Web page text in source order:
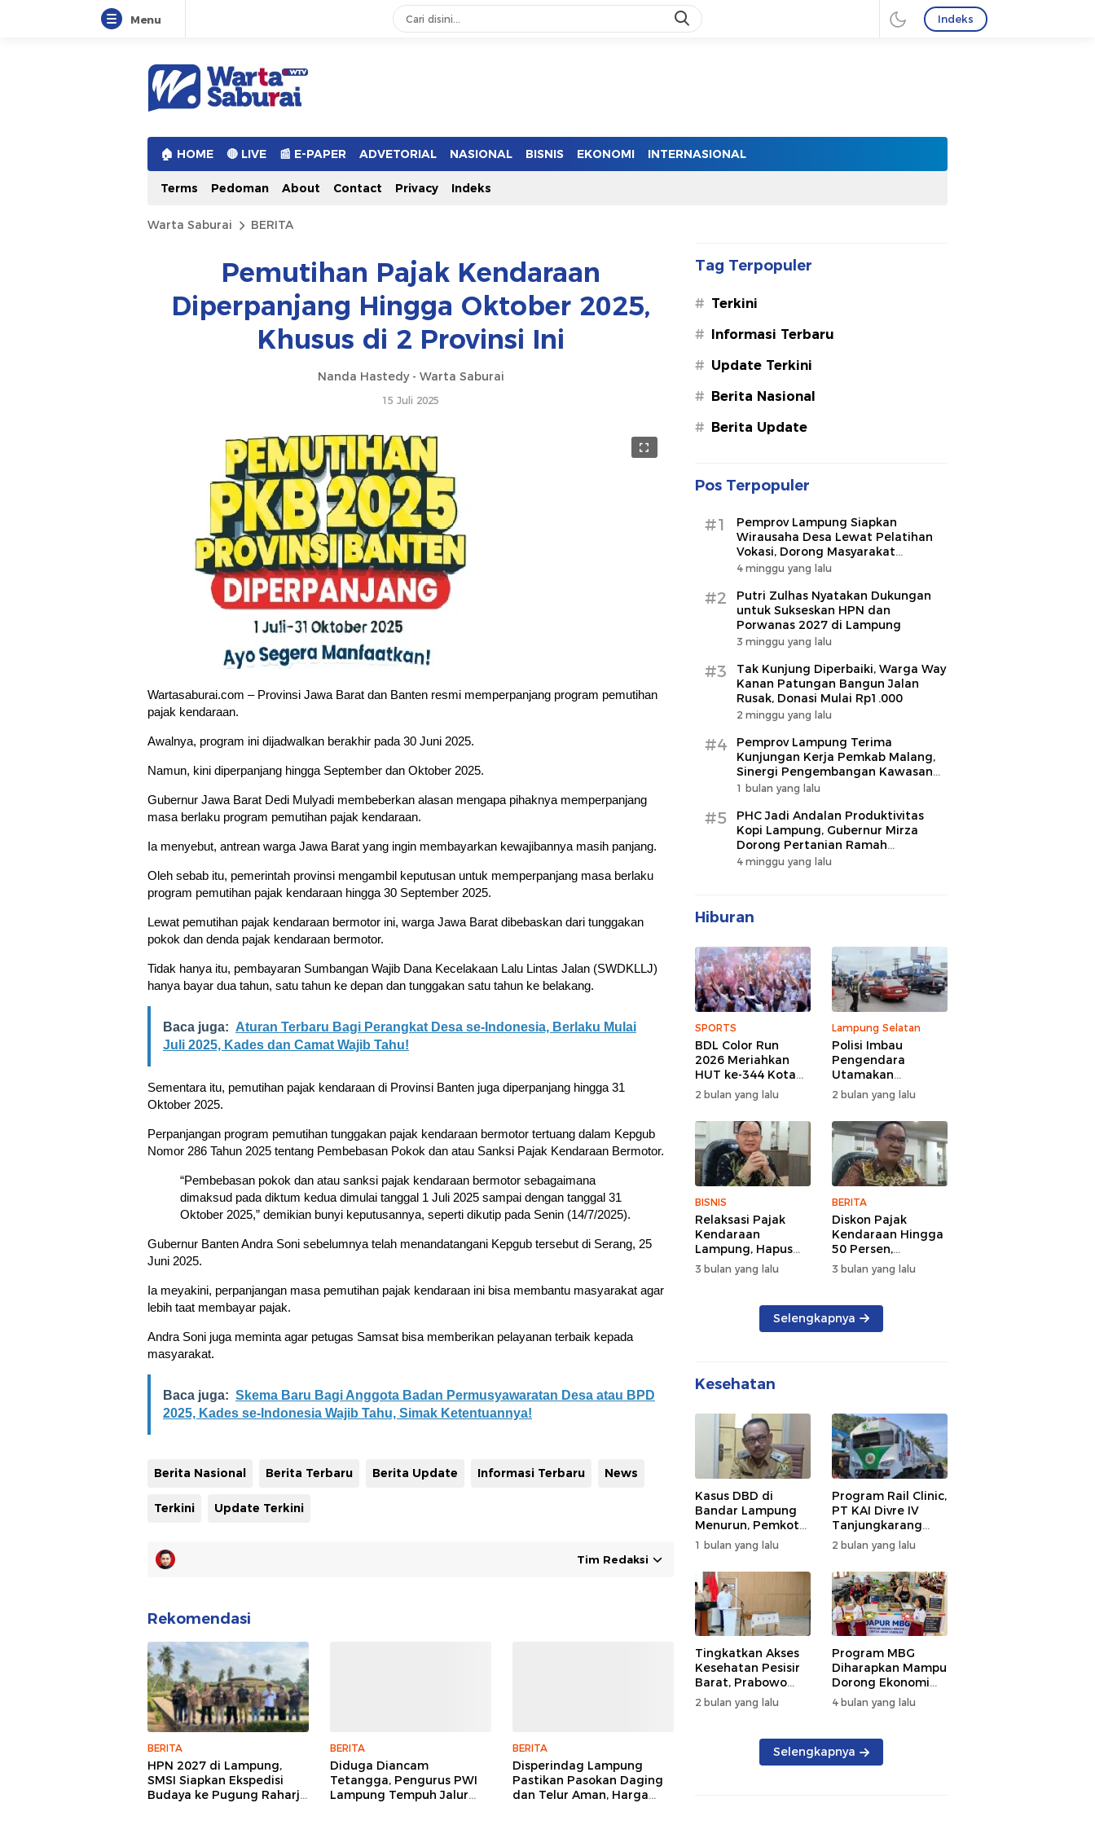
Menu Indeks
Warta Saburai
Sumber Informasi Terkini
🏠︎ HOME 🔴 LIVE 📰 E-PAPER ADVETORIAL NASIONAL BISNIS EKONOMI INTERNASIONAL
Terms Pedoman About Contact Privacy Indeks
Warta Saburai BERITA
Pemutihan Pajak Kendaraan
Diperpanjang Hingga Oktober 2025,
Khusus di 2 Provinsi Ini
Nanda Hastedy - Warta Saburai
15 Juli 2025
Wartasaburai.com – Provinsi Jawa Barat dan Banten resmi memperpanjang program pemutihan
pajak kendaraan.
Awalnya, program ini dijadwalkan berakhir pada 30 Juni 2025.
Namun, kini diperpanjang hingga September dan Oktober 2025.
Gubernur Jawa Barat Dedi Mulyadi membeberkan alasan mengapa pihaknya memperpanjang
masa berlaku program pemutihan pajak kendaraan.
Ia menyebut, antrean warga Jawa Barat yang ingin membayarkan kewajibannya masih panjang.
Oleh sebab itu, pemerintah provinsi mengambil keputusan untuk memperpanjang masa berlaku
program pemutihan pajak kendaraan hingga 30 September 2025.
Lewat pemutihan pajak kendaraan bermotor ini, warga Jawa Barat dibebaskan dari tunggakan
pokok dan denda pajak kendaraan bermotor.
Tidak hanya itu, pembayaran Sumbangan Wajib Dana Kecelakaan Lalu Lintas Jalan (SWDKLLJ)
hanya bayar dua tahun, satu tahun ke depan dan tunggakan satu tahun ke belakang.
Baca juga: Aturan Terbaru Bagi Perangkat Desa se-Indonesia, Berlaku Mulai
Juli 2025, Kades dan Camat Wajib Tahu!
Sementara itu, pemutihan pajak kendaraan di Provinsi Banten juga diperpanjang hingga 31
Oktober 2025.
Perpanjangan program pemutihan tunggakan pajak kendaraan bermotor tertuang dalam Kepgub
Nomor 286 Tahun 2025 tentang Pembebasan Pokok dan atau Sanksi Pajak Kendaraan Bermotor.
“Pembebasan pokok dan atau sanksi pajak kendaraan bermotor sebagaimana
dimaksud pada diktum kedua dimulai tanggal 1 Juli 2025 sampai dengan tanggal 31
Oktober 2025,” demikian bunyi keputusannya, seperti dikutip pada Senin (14/7/2025).
Gubernur Banten Andra Soni sebelumnya telah menandatangani Kepgub tersebut di Serang, 25
Juni 2025.
Ia meyakini, perpanjangan masa pemutihan pajak kendaraan ini bisa membantu masyarakat agar
lebih taat membayar pajak.
Andra Soni juga meminta agar petugas Samsat bisa memberikan pelayanan terbaik kepada
masyarakat.
Baca juga: Skema Baru Bagi Anggota Badan Permusyawaratan Desa atau BPD
2025, Kades se-Indonesia Wajib Tahu, Simak Ketentuannya!
Berita Nasional Berita Terbaru Berita Update Informasi Terbaru News
Terkini Update Terkini
Tim Redaksi
Rekomendasi
BERITA
HPN 2027 di Lampung,
SMSI Siapkan Ekspedisi
Budaya ke Pugung Raharjo
BERITA
Diduga Diancam
Tetangga, Pengurus PWI
Lampung Tempuh Jalur
BERITA
Disperindag Lampung
Pastikan Pasokan Daging
dan Telur Aman, Harga
Tag Terpopuler
# Terkini
# Informasi Terbaru
# Update Terkini
# Berita Nasional
# Berita Update
Pos Terpopuler
#1
Pemprov Lampung Siapkan
Wirausaha Desa Lewat Pelatihan
Vokasi, Dorong Masyarakat
Ciptakan Lapangan Kerja
4 minggu yang lalu
#2
Putri Zulhas Nyatakan Dukungan
untuk Sukseskan HPN dan
Porwanas 2027 di Lampung
3 minggu yang lalu
#3
Tak Kunjung Diperbaiki, Warga Way
Kanan Patungan Bangun Jalan
Rusak, Donasi Mulai Rp1.000
2 minggu yang lalu
#4
Pemprov Lampung Terima
Kunjungan Kerja Pemkab Malang,
Sinergi Pengembangan Kawasan
Industri dan Investasi
1 bulan yang lalu
#5
PHC Jadi Andalan Produktivitas
Kopi Lampung, Gubernur Mirza
Dorong Pertanian Ramah
Lingkungan
4 minggu yang lalu
Hiburan
SPORTS
BDL Color Run
2026 Meriahkan
HUT ke-344 Kota
Bandar Lampung,
Wujud Semangat
Sehat dan
Kebersamaan
2 bulan yang lalu
Lampung Selatan
Polisi Imbau
Pengendara
Utamakan
Keselamatan di
Tengah Kepadatan
Lalu Lintas Pagi
Hari
2 bulan yang lalu
BISNIS
Relaksasi Pajak
Kendaraan
Lampung, Hapus
Denda dan Beri
Diskon BBN
3 bulan yang lalu
BERITA
Diskon Pajak
Kendaraan Hingga
50 Persen,
Lampung Genjot
Mutasi Kendaraan
3 bulan yang lalu
Selengkapnya
Kesehatan
Kasus DBD di
Bandar Lampung
Menurun, Pemkot
Genjot PSN
Wujudkan Nol
Kematian
1 bulan yang lalu
Program Rail Clinic,
PT KAI Divre IV
Tanjungkarang
Beri Layanan
Kesehatan Gratis
250 Warga
2 bulan yang lalu
Tingkatkan Akses
Kesehatan Pesisir
Barat, Prabowo
Resmikan RSUD KH
Muhammad Thohir
2 bulan yang lalu
Program MBG
Diharapkan Mampu
Dorong Ekonomi
Daerah, DPRD
Lampung Tekankan
Produk Lokal
4 bulan yang lalu
Selengkapnya